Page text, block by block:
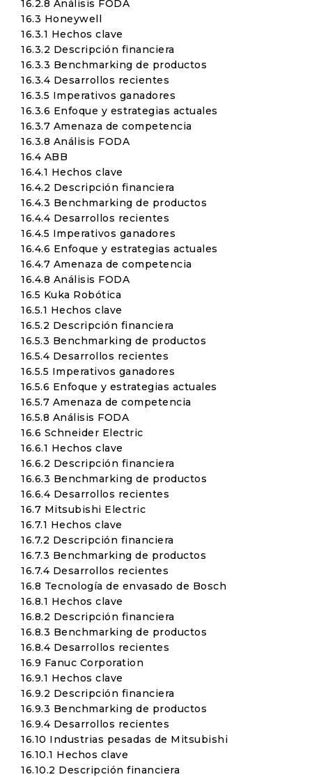
16.2.8 Análisis FODA
16.3 Honeywell
16.3.1 Hechos clave
16.3.2 Descripción financiera
16.3.3 Benchmarking de productos
16.3.4 Desarrollos recientes
16.3.5 Imperativos ganadores
16.3.6 Enfoque y estrategias actuales
16.3.7 Amenaza de competencia
16.3.8 Análisis FODA
16.4 ABB
16.4.1 Hechos clave
16.4.2 Descripción financiera
16.4.3 Benchmarking de productos
16.4.4 Desarrollos recientes
16.4.5 Imperativos ganadores
16.4.6 Enfoque y estrategias actuales
16.4.7 Amenaza de competencia
16.4.8 Análisis FODA
16.5 Kuka Robótica
16.5.1 Hechos clave
16.5.2 Descripción financiera
16.5.3 Benchmarking de productos
16.5.4 Desarrollos recientes
16.5.5 Imperativos ganadores
16.5.6 Enfoque y estrategias actuales
16.5.7 Amenaza de competencia
16.5.8 Análisis FODA
16.6 Schneider Electric
16.6.1 Hechos clave
16.6.2 Descripción financiera
16.6.3 Benchmarking de productos
16.6.4 Desarrollos recientes
16.7 Mitsubishi Electric
16.7.1 Hechos clave
16.7.2 Descripción financiera
16.7.3 Benchmarking de productos
16.7.4 Desarrollos recientes
16.8 Tecnología de envasado de Bosch
16.8.1 Hechos clave
16.8.2 Descripción financiera
16.8.3 Benchmarking de productos
16.8.4 Desarrollos recientes
16.9 Fanuc Corporation
16.9.1 Hechos clave
16.9.2 Descripción financiera
16.9.3 Benchmarking de productos
16.9.4 Desarrollos recientes
16.10 Industrias pesadas de Mitsubishi
16.10.1 Hechos clave
16.10.2 Descripción financiera